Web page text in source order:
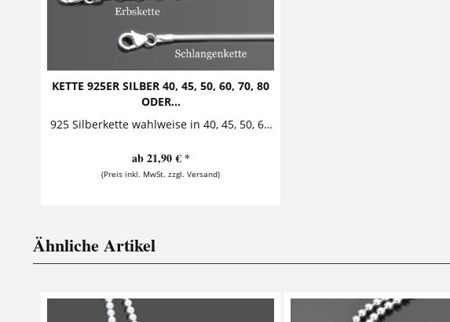
KETTE 925ER SILBER 40, 45, 50, 60, 70, 80
ODER...
925 Silberkette wahlweise in 40, 45, 50, 60, 70, 80 oder 90cm Kugel-, Anker-, Erbs- oder Schlangenkette aus 925er Sterling Silber jeweils erhältlich in den Längen 40cm, 45cm, 50cm,...
ab 21,90 € *
(Preis inkl. MwSt. zzgl. Versand)
Ähnliche Artikel